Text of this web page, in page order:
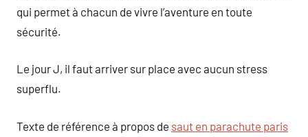
qui permet à chacun de vivre l’aventure en toute
sécurité.
Le jour J, il faut arriver sur place avec aucun stress
superflu.
Texte de référence à propos de saut en parachute paris